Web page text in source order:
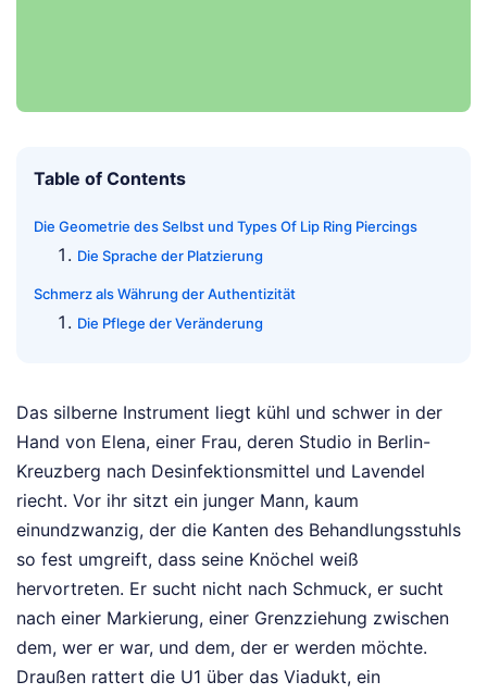
Table of Contents
Die Geometrie des Selbst und Types Of Lip Ring Piercings
Die Sprache der Platzierung
Schmerz als Währung der Authentizität
Die Pflege der Veränderung
Das silberne Instrument liegt kühl und schwer in der
Hand von Elena, einer Frau, deren Studio in Berlin-
Kreuzberg nach Desinfektionsmittel und Lavendel
riecht. Vor ihr sitzt ein junger Mann, kaum
einundzwanzig, der die Kanten des Behandlungsstuhls
so fest umgreift, dass seine Knöchel weiß
hervortreten. Er sucht nicht nach Schmuck, er sucht
nach einer Markierung, einer Grenzziehung zwischen
dem, wer er war, und dem, der er werden möchte.
Draußen rattert die U1 über das Viadukt, ein